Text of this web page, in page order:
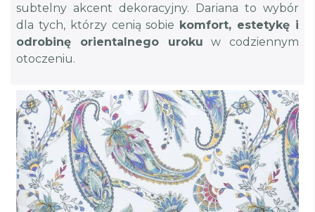
subtelny akcent dekoracyjny. Dariana to wybór
dla tych, którzy cenią sobie komfort, estetykę i
odrobinę orientalnego uroku w codziennym
otoczeniu.